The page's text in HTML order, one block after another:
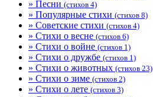
» Песни (стихов 4)
» Популярные стихи (стихов 8)
» Советские стихи (стихов 4)
» Стихи о весне (стихов 6)
» Стихи о войне (стихов 1)
» Стихи о дружбе (стихов 1)
» Стихи о животных (стихов 23)
» Стихи о зиме (стихов 2)
» Стихи о лете (стихов 3)